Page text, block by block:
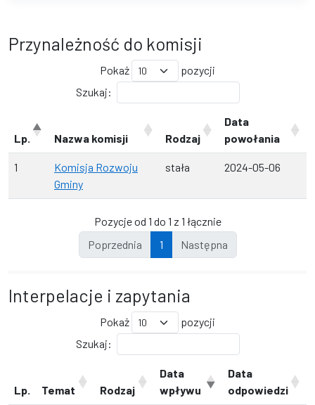
Przynależność do komisji
Pokaż
pozycji
Szukaj:
Lp. Nazwa komisji Rodzaj
Data
powołania
1
Komisja Rozwoju
Gminy
stała 2024-05-06
Pozycje od 1 do 1 z 1 łącznie
Poprzednia
1 Następna
Interpelacje i zapytania
Pokaż
pozycji
Szukaj:
Lp. Temat Rodzaj
Data
wpływu
Data
odpowiedzi